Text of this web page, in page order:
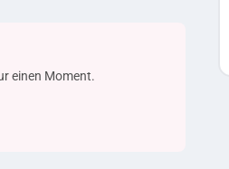
einen Moment.